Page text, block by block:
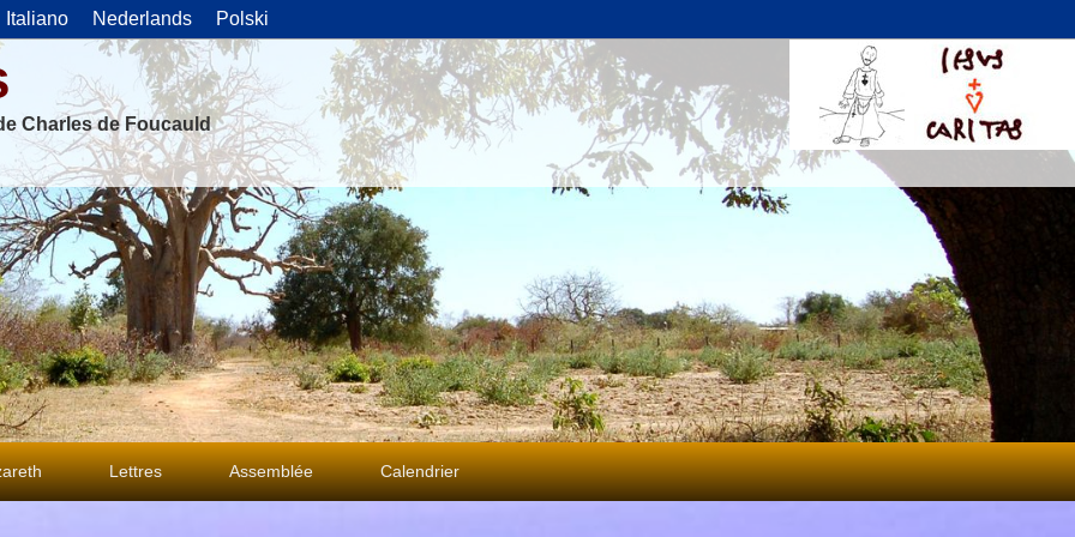
Italiano Nederlands Polski
Charles de Foucauld
Lettres Assemblée Calendrier